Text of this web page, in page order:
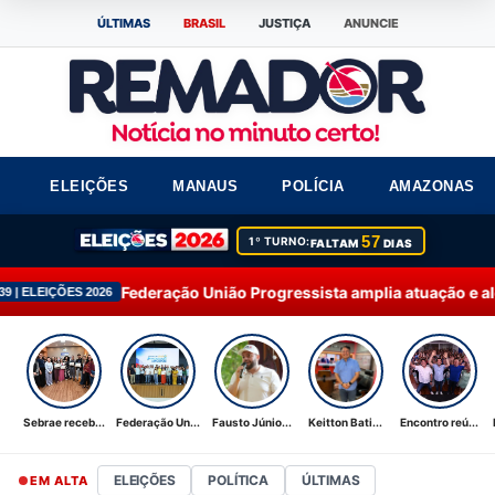
ÚLTIMAS BRASIL JUSTIÇA ANUNCIE
ELEIÇÕES MANAUS POLÍCIA AMAZONAS
1º TURNO:FALTAM57 DIAS
União Progressista amplia atuação e alcança 92% dos
Sebrae receb... Federação Un... Fausto Júnio... Keitton Bati... Encontro reú...
EM ALTA ELEIÇÕES POLÍTICA ÚLTIMAS